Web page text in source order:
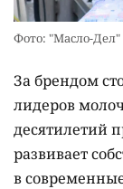
Фото: "Масло-Дел"
За брендом
лидеров
десятилетий
развивает
в